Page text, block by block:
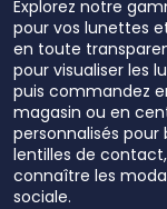
Explorez notre
pour vos lunettes
en toute
pour visualiser les
puis commandez
magasin ou en
personnalisés
lentilles de
connaître les
sociale.